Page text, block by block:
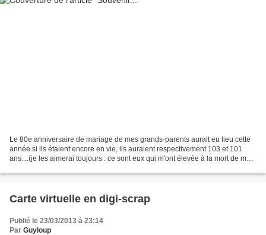
Le 80e anniversaire de mariage de mes grands-parents aurait eu lieu cette
année si ils étaient encore en vie, ils auraient respectivement 103 et 101
ans....(je les aimerai toujours : ce sont eux qui m'ont élevée à la mort de mes
Carte virtuelle en digi-scrap
Publié le 23/03/2013 à 23:14
Par Guyloup